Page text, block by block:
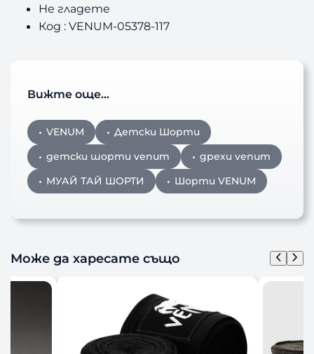
Не гладете
Код : VENUM-05378-117
Вижте още…
VENUM
Детски Шорти
детски шорти venum
дрехи venum
МУАЙ ТАЙ ШОРТИ
Шорти VENUM
Може да харесате също